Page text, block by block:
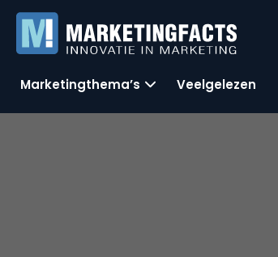
Marketingthema’s Veelgelezen